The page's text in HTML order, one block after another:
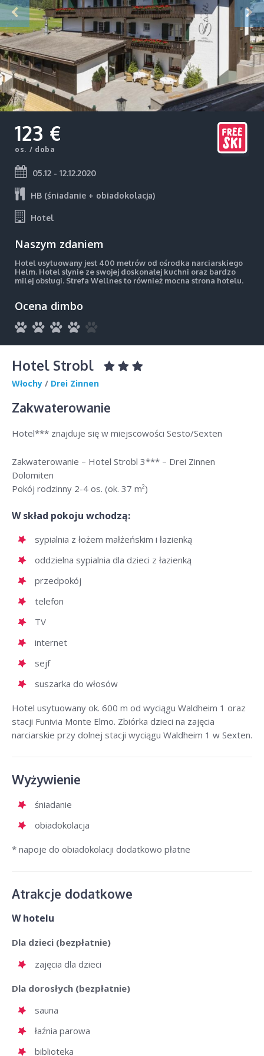
123 €
os. / doba
05.12 - 12.12.2020
HB (śniadanie + obiadokolacja)
Hotel
Naszym zdaniem
Hotel usytuowany jest 400 metrów od ośrodka narciarskiego
Helm. Hotel słynie ze swojej doskonałej kuchni oraz bardzo
milej obsługi. Strefa Wellnes to również mocna strona hotelu.
Ocena dimbo
Hotel Strobl
Włochy / Drei Zinnen
Zakwaterowanie
Hotel*** znajduje się w miejscowości Sesto/Sexten
Zakwaterowanie – Hotel Strobl 3*** – Drei Zinnen
Dolomiten
Pokój rodzinny 2-4 os. (ok. 37 m²)
W skład pokoju wchodzą:
sypialnia z łożem małżeńskim i łazienką
oddzielna sypialnia dla dzieci z łazienką
przedpokój
telefon
TV
internet
sejf
suszarka do włosów
Hotel usytuowany ok. 600 m od wyciągu Waldheim 1 oraz
stacji Funivia Monte Elmo. Zbiórka dzieci na zajęcia
narciarskie przy dolnej stacji wyciągu Waldheim 1 w Sexten.
Wyżywienie
śniadanie
obiadokolacja
* napoje do obiadokolacji dodatkowo płatne
Atrakcje dodatkowe
W hotelu
Dla dzieci (bezpłatnie)
zajęcia dla dzieci
Dla dorosłych (bezpłatnie)
sauna
łaźnia parowa
biblioteka